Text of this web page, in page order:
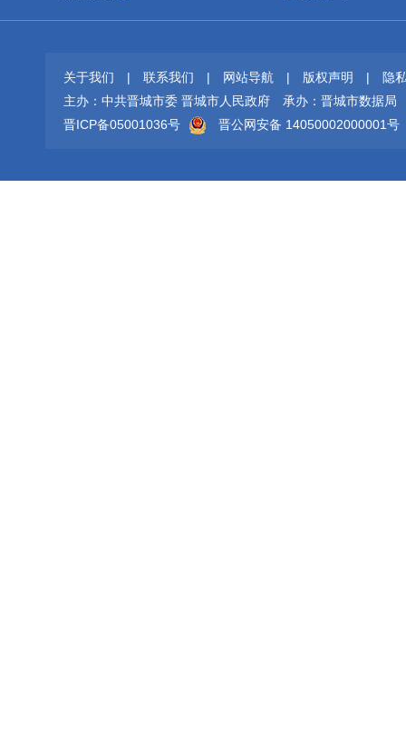
关于我们 | 联系我们 | 网站导航 | 版权声明 |
隐
主办：中共晋城市委 晋城市人民政府
承办：晋城市数据局
晋ICP备05001036号
晋公网安备 14050002000001号